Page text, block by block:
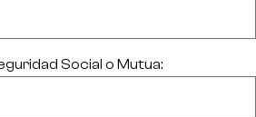
Social o Mutua: